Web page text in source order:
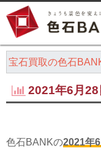
宝石買取の色石
2021年6月
色石BANKの2021年